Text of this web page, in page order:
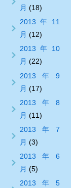
月 (18)
2013年11
月 (12)
2013年10
月 (22)
2013年9
月 (17)
2013年8
月 (11)
2013年7
月 (3)
2013年6
月 (5)
2013年5